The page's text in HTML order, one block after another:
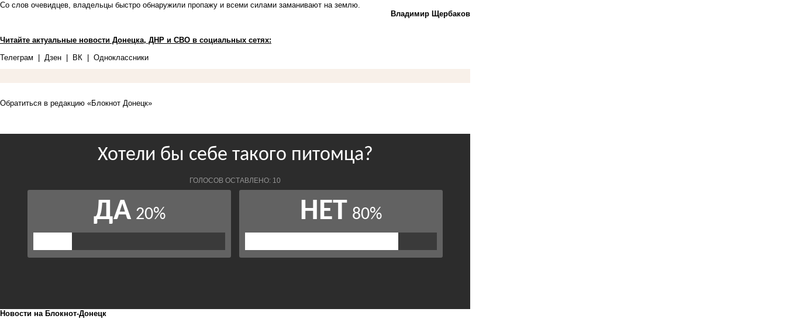
Со слов очевидцев, владельцы быстро обнаружили пропажу и всеми силами заманивают на землю.
Владимир Щербаков
Читайте актуальные новости Донецка, ДНР и СВО в социальных сетях:
Телеграм
Дзен ВК Одноклассники
Обратиться в редакцию «Блокнот Донецк»
Новости на Блoкнoт-Донецк